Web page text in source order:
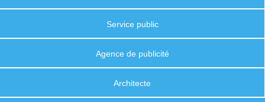
Service public
Agence de publicité
Architecte